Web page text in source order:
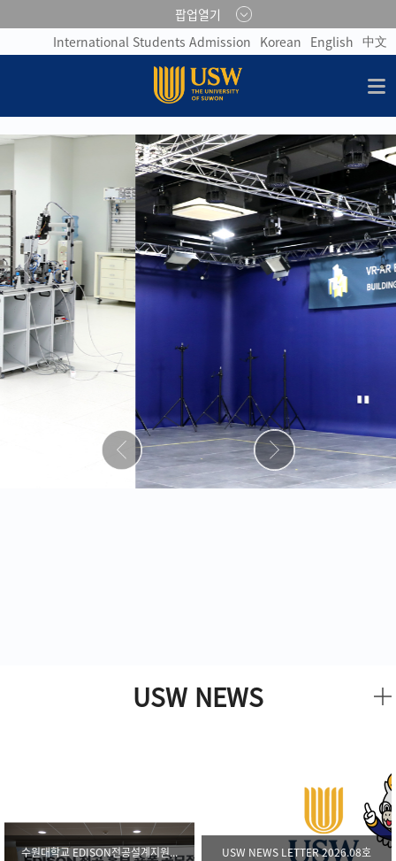
팝업열기
International Students Admission Korean English 中文
USW NEWS
수원대학교 EDISON전공설계지원... USW NEWS LETTER 2026.08호